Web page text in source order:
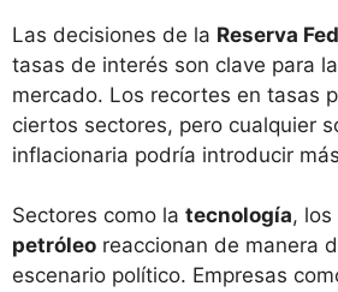
Las decisiones de la Reserva
tasas de interés son clave para
mercado. Los recortes en tasas
ciertos sectores, pero cualquier
inflacionaria podría introducir
Sectores como la tecnología, los
petróleo reaccionan de manera
escenario político. Empresas